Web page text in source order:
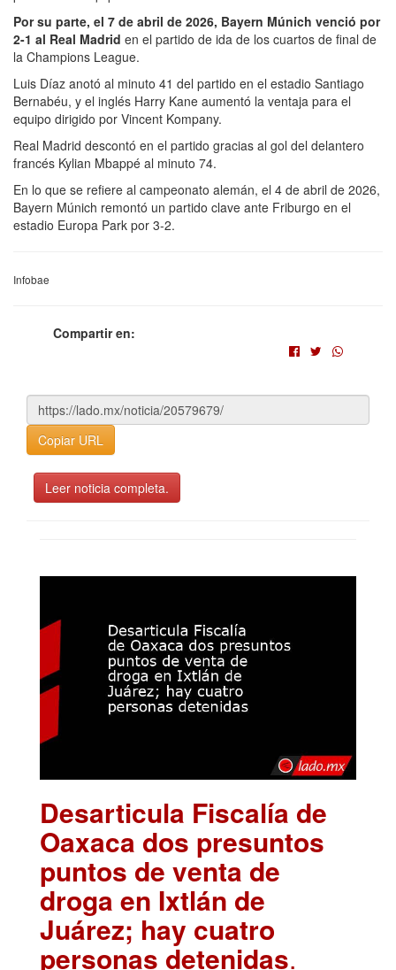
Por su parte, el 7 de abril de 2026, Bayern Múnich venció por
2-1 al Real Madrid en el partido de ida de los cuartos de final de
la Champions League.
Luis Díaz anotó al minuto 41 del partido en el estadio Santiago
Bernabéu, y el inglés Harry Kane aumentó la ventaja para el
equipo dirigido por Vincent Kompany.
Real Madrid descontó en el partido gracias al gol del delantero
francés Kylian Mbappé al minuto 74.
En lo que se refiere al campeonato alemán, el 4 de abril de 2026,
Bayern Múnich remontó un partido clave ante Friburgo en el
estadio Europa Park por 3-2.
Infobae
Compartir en:
Copiar URL
Leer noticia completa.
Desarticula Fiscalía de
Oaxaca dos presuntos
puntos de venta de
droga en Ixtlán de
Juárez; hay cuatro
personas detenidas.